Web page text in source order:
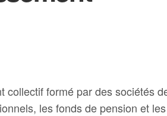
collectif formé par des sociétés
les fonds de pension et